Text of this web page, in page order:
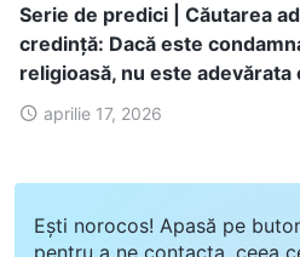
Serie de predici | Căutarea
credință: Dacă este
religioasă, nu este adevărata
aprilie 17, 2026
Ești norocos! Apasă pe
pentru a ne contacta, ceea